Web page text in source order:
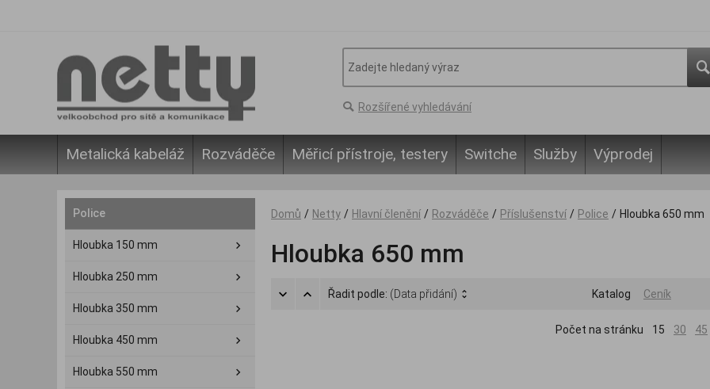
Rozšířené vyhledávání
Metalická kabeláž Rozváděče Měřicí přístroje, testery Switche Služby Výprodej
Police
Hloubka 150 mm
Hloubka 250 mm
Hloubka 350 mm
Hloubka 450 mm
Hloubka 550 mm
Domů / Netty / Hlavní členění / Rozváděče / Příslušenství / Police / Hloubka 650 mm
Hloubka 650 mm
Řadit podle: (Data přidání) Katalog Ceník
Počet na stránku 15 30 45